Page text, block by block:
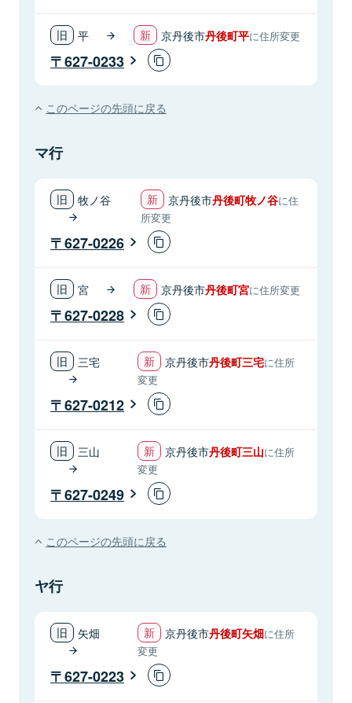
平 京丹後市丹後町平に住所変更
627-0233
このページの先頭に戻る
マ行
牧ノ谷 京丹後市丹後町牧ノ谷に住
所変更
627-0226
宮 京丹後市丹後町宮に住所変更
627-0228
三宅 京丹後市丹後町三宅に住所
変更
627-0212
三山 京丹後市丹後町三山に住所
変更
627-0249
このページの先頭に戻る
ヤ行
矢畑 京丹後市丹後町矢畑に住所
変更
627-0223